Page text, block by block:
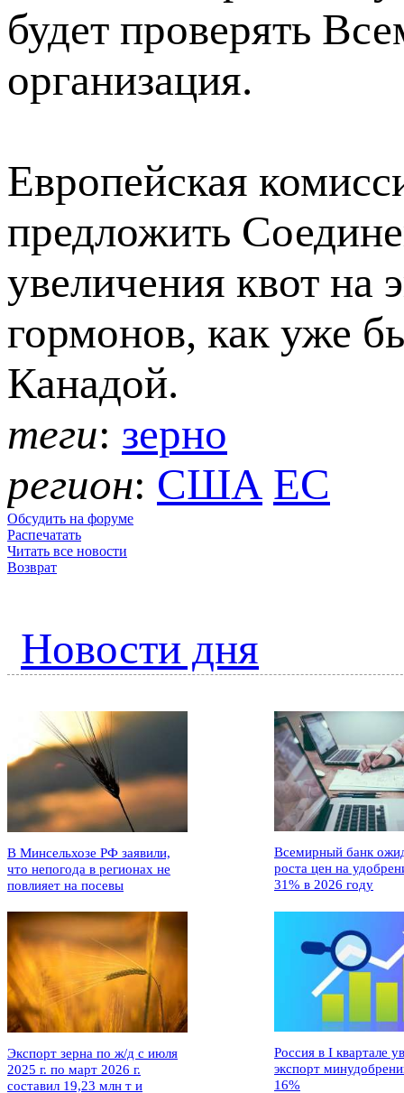
будет проверять
организация.
Европейская
предложить
увеличения квот на
гормонов, как уже
Канадой.
теги: зерно
регион: США ЕС
Обсудить на форуме
Распечатать
Читать все новости
Возврат
Новости дня
В Минсельхозе РФ заявили,
что непогода в регионах не
повлияет на посевы
Всемирный банк
роста цен на
31% в 2026 году
Экспорт зерна по ж/д с июля
2025 г. по март 2026 г.
составил 19,23 млн т и
Россия в I квартале
экспорт
16%